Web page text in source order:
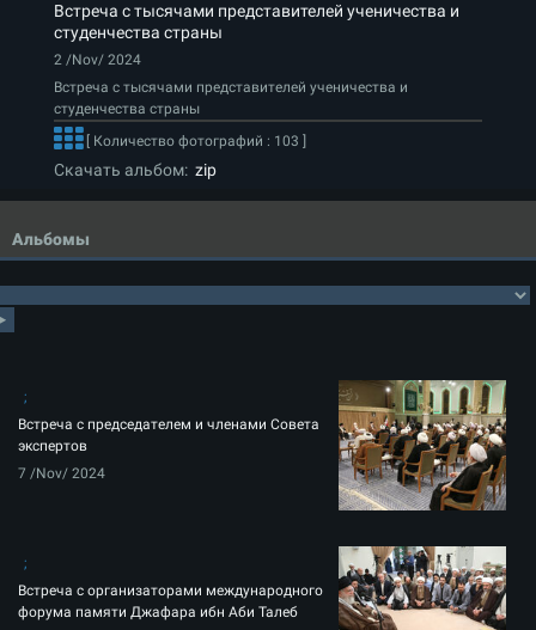
Встреча с тысячами представителей ученичества и
студенчества страны
2 /Nov/ 2024
Встреча с тысячами представителей ученичества и
студенчества страны
[ Количество фотографий : 103 ]
Скачать альбом: zip
Альбомы
Встреча с председателем и членами Совета
экспертов
7 /Nov/ 2024
Встреча с организаторами международного
форума памяти Джафара ибн Аби Талеб